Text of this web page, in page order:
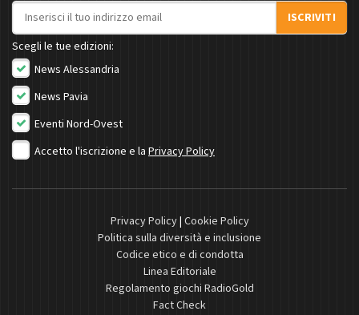
Indirizzo email
ISCRIVITI
Scegli le tue edizioni:
News Alessandria
News Pavia
Eventi Nord-Ovest
Accetto l'iscrizione e la Privacy Policy
Privacy Policy| Cookie Policy
Politica sulla diversità e inclusione
Codice etico e di condotta
Linea Editoriale
Regolamento giochi RadioGold
Fact Check